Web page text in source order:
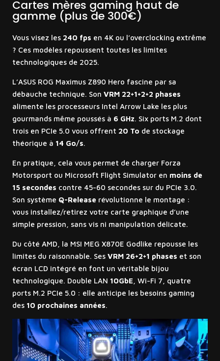
Cartes mères gaming haut de
gamme (plus de 300€)
Vous visez les 240 fps en 4K ou l’overclocking extrême
? Ces modèles repoussent toutes les limites
technologiques de 2025.
L’ASUS ROG Maximus Z890 Hero fascine par sa
débauche technique. Son VRM 22+1+2+2 phases
alimente les processeurs Intel Arrow Lake les plus
gourmands même poussés à 6 GHz. Six ports M.2 dont
trois en PCIe 5.0 vous offrent 20 To de stockage
théorique à 14 Go/s.
En pratique, cela vous permet de charger Forza
Motorsport ou Microsoft Flight Simulator en moins de
15 secondes contre 45-60 secondes sur du PCIe 3.0.
Son système Q-Releaserévolutionne le montage :
vous installez/retirez votre carte graphique d’une
simple pression, sans vis ni manipulation délicate.
Du côté AMD, la MSI MEG X870E Godlike repousse les
limites du raisonnable. Ses VRM 26+2+1 phases et son
écran LCD intégré en font un véritable bijou
technologique. Double LAN 10GbE , Wi-Fi 7, quatre
ports M.2 PCIe 5.0 : elle anticipe les besoins gaming
des 10 prochaines années.